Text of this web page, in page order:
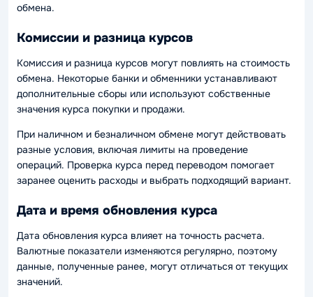
обмена.
Комиссии и разница курсов
Комиссия и разница курсов могут повлиять на стоимость
обмена. Некоторые банки и обменники устанавливают
дополнительные сборы или используют собственные
значения курса покупки и продажи.
При наличном и безналичном обмене могут действовать
разные условия, включая лимиты на проведение
операций. Проверка курса перед переводом помогает
заранее оценить расходы и выбрать подходящий вариант.
Дата и время обновления курса
Дата обновления курса влияет на точность расчета.
Валютные показатели изменяются регулярно, поэтому
данные, полученные ранее, могут отличаться от текущих
значений.